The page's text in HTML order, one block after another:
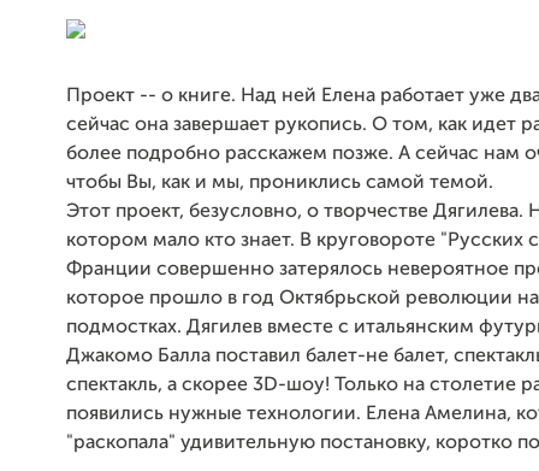
Проект -- о книге. Над ней Елена работает уже
сейчас она завершает рукопись. О том, как идет
более подробно расскажем позже. А сейчас нам
чтобы Вы, как и мы, прониклись самой темой.
Этот проект, безусловно, о творчестве Дягилева.
котором мало кто знает. В круговороте "Русских
Франции совершенно затерялось невероятное
которое прошло в год Октябрьской революции
подмостках. Дягилев вместе с итальянским
Джакомо Балла поставил балет-не балет,
спектакль, а скорее 3D-шоу! Только на столетие
появились нужные технологии. Елена Амелина,
"раскопала" удивительную постановку, коротко